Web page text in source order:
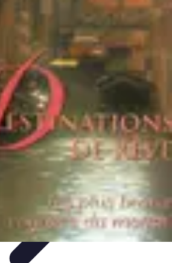
Voyage Écoresponsable